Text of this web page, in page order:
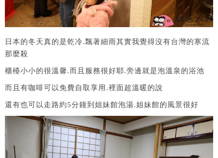
日本的冬天真的是乾冷.飄著細雨其實我覺得沒有台灣的寒流
那麼殺
櫃檯小小的很溫馨.而且服務很好耶.旁邊就是泡溫泉的浴池
而且有咖啡可以免費自取享用.裡面超溫暖的說
還有也可以走路約5分鐘到姐妹館泡湯.姐妹館的風景很好